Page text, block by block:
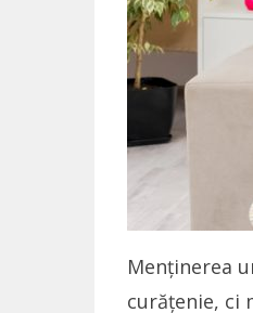
Menținerea
curățenie, ci